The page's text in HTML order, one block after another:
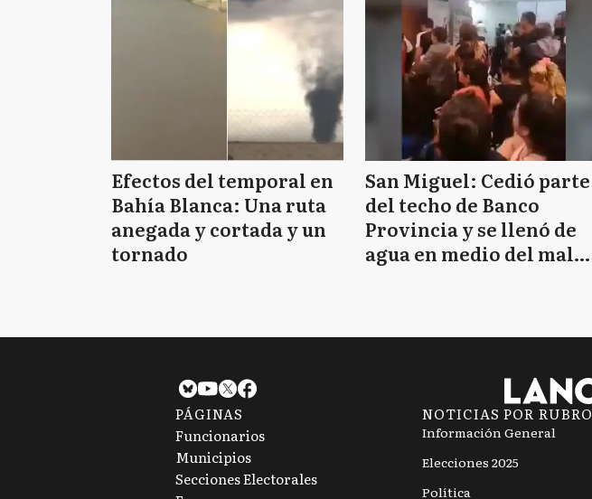
Efectos del temporal en
Bahía Blanca: Una ruta
anegada y cortada y un
tornado
San Miguel: Cedió parte
del techo de Banco
Provincia y se llenó de
agua en medio del mal
PÁGINAS
Funcionarios
Municipios
Secciones Electorales
NOTICIAS POR RUBRO
Información General
Elecciones 2025
Política